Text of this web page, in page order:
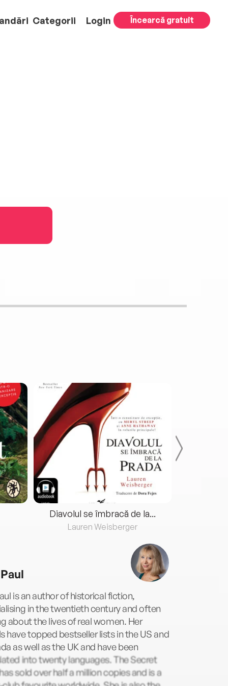
Categorii Login Încearcă gratuit
Diavolul se îmbracă de la...
Lauren Weisberger
is an author of historical fiction,
in the twentieth century and often
about the lives of real women. Her
have topped bestseller lists in the US and
as well as the UK and have been
into twenty languages. The Secret
sold over half a million copies and is a